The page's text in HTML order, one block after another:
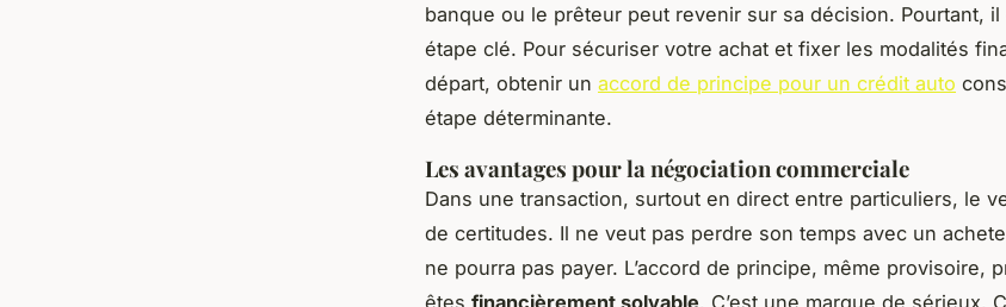
banque ou le prêteur peut revenir sur sa décision. Pourtant,
étape clé. Pour sécuriser votre achat et fixer les modalités
départ, obtenir un accord de principe pour un crédit auto
étape déterminante.
Les avantages pour la négociation commerciale
Dans une transaction, surtout en direct entre particuliers, le
de certitudes. Il ne veut pas perdre son temps avec un
ne pourra pas payer. L’accord de principe, même provisoire,
êtes financièrement solvable. C’est une marque de sérieux.